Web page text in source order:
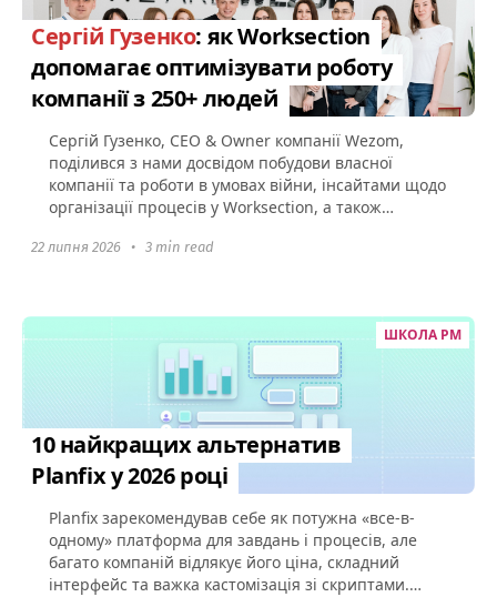
Сергій Гузенко: як Worksection
допомагає оптимізувати роботу
компанії з 250+ людей
Сергій Гузенко, CEO & Owner компанії Wezom,
поділився з нами досвідом побудови власної
компанії та роботи в умовах війни, інсайтами щодо
організації процесів у Worksection, а також
22 липня 2026 • 3 min read
ШКОЛА PM
10 найкращих альтернатив
Planfix у 2026 році
Planfix зарекомендував себе як потужна «все-в-
одному» платформа для завдань і процесів, але
багато компаній відлякує його ціна, складний
інтерфейс та важка кастомізація зі скриптами.